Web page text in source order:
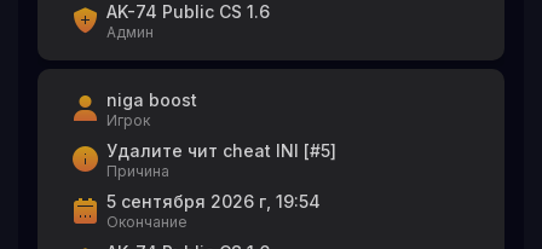
AK-74 Public CS 1.6
Админ
niga boost
Игрок
Удалите чит cheat INI [#5]
Причина
5 сентября 2026 г, 19:54
Окончание